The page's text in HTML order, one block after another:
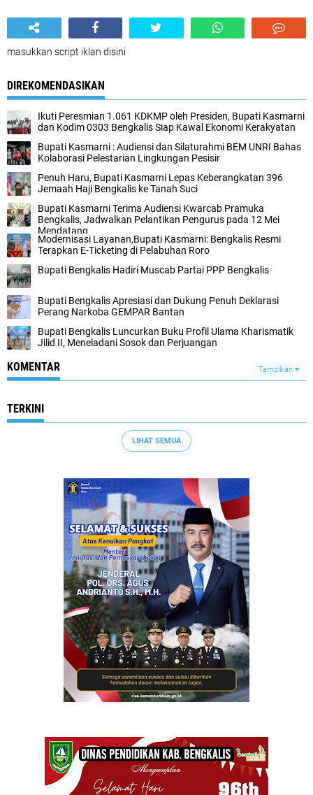
masukkan script iklan disini
DIREKOMENDASIKAN
Ikuti Peresmian 1.061 KDKMP oleh Presiden, Bupati Kasmarni
dan Kodim 0303 Bengkalis Siap Kawal Ekonomi Kerakyatan
Bupati Kasmarni : Audiensi dan Silaturahmi BEM UNRI Bahas
Kolaborasi Pelestarian Lingkungan Pesisir
Penuh Haru, Bupati Kasmarni Lepas Keberangkatan 396
Jemaah Haji Bengkalis ke Tanah Suci
Bupati Kasmarni Terima Audiensi Kwarcab Pramuka
Bengkalis, Jadwalkan Pelantikan Pengurus pada 12 Mei
Mendatang
Modernisasi Layanan,Bupati Kasmarni: Bengkalis Resmi
Terapkan E-Ticketing di Pelabuhan Roro
Bupati Bengkalis Hadiri Muscab Partai PPP Bengkalis
Bupati Bengkalis Apresiasi dan Dukung Penuh Deklarasi
Perang Narkoba GEMPAR Bantan
Bupati Bengkalis Luncurkan Buku Profil Ulama Kharismatik
Jilid II, Meneladani Sosok dan Perjuangan
KOMENTAR Tampilkan
TERKINI
LIHAT SEMUA